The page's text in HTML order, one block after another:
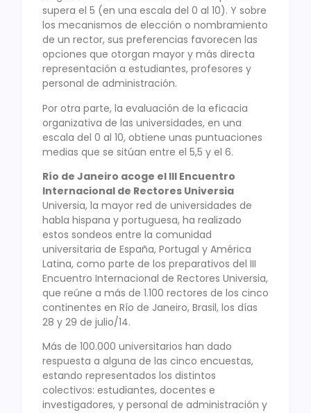
supera el 5 (en una escala del 0 al 10). Y sobre
los mecanismos de elección o nombramiento
de un rector, sus preferencias favorecen las
opciones que otorgan mayor y más directa
representación a estudiantes, profesores y
personal de administración.
Por otra parte, la evaluación de la eficacia
organizativa de las universidades, en una
escala del 0 al 10, obtiene unas puntuaciones
medias que se sitúan entre el 5,5 y el 6.
Río de Janeiro acoge el III Encuentro
Internacional de Rectores Universia
Universia, la mayor red de universidades de
habla hispana y portuguesa, ha realizado
estos sondeos entre la comunidad
universitaria de España, Portugal y América
Latina, como parte de los preparativos del III
Encuentro Internacional de Rectores Universia,
que reúne a más de 1.100 rectores de los cinco
continentes en Río de Janeiro, Brasil, los días
28 y 29 de julio/14.
Más de 100.000 universitarios han dado
respuesta a alguna de las cinco encuestas,
estando representados los distintos
colectivos: estudiantes, docentes e
investigadores, y personal de administración y